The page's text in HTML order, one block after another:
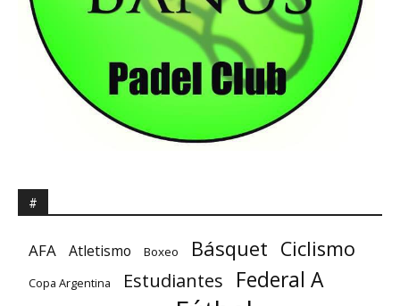
#
AFA Atletismo Boxeo Básquet Ciclismo
Copa Argentina Estudiantes Federal A